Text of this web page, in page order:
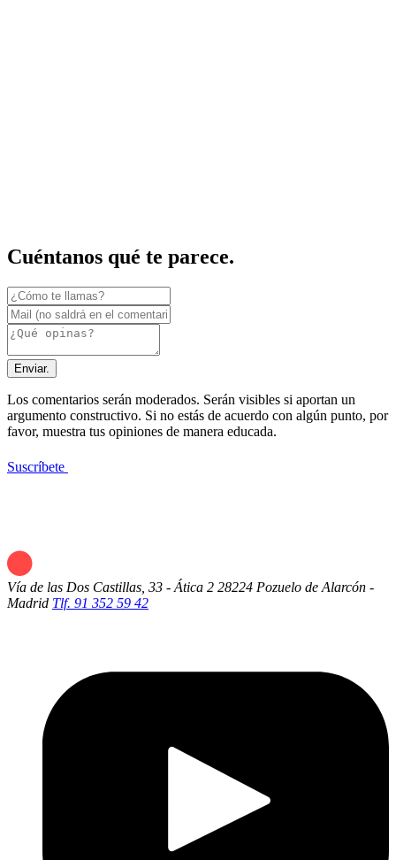
Cuéntanos qué te parece.
Enviar.
Los comentarios serán moderados. Serán visibles si aportan un
argumento constructivo. Si no estás de acuerdo con algún punto, por
favor, muestra tus opiniones de manera educada.
Suscríbete
Vía de las Dos Castillas, 33 - Ática 2 28224 Pozuelo de Alarcón -
Madrid Tlf. 91 352 59 42